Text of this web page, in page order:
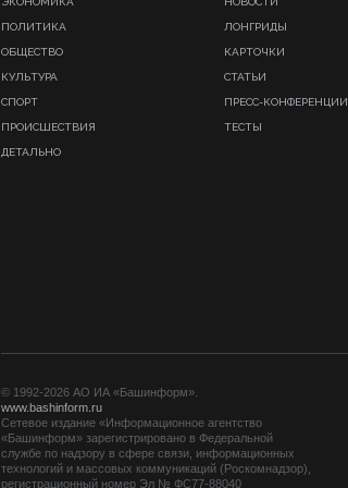
ПОЛИТИКА
ОБЩЕСТВО
КУЛЬТУРА
СПОРТ
ПРОИСШЕСТВИЯ
ДЕТАЛЬНО
ЛОНГРИДЫ
КАРТОЧКИ
СТАТЬИ
ПРЕСС-КОНФЕРЕНЦИИ
ТЕСТЫ
© 1992-2026 АО ИА «Башинформ».
www.bashinform.ru
Сетевое издание «Информационное агентство
«Башинформ» зарегистрировано в Федеральной
службе по надзору в сфере связи, информационных
технологий и массовых коммуникаций (Роскомнадзор),
регистрационный номер Эл № ФС77-88040